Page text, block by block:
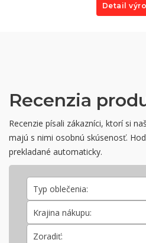
Detail
Recenzia
Recenzie písali zákazníci, ktorí si
majú s nimi osobnú skúsenosť.
prekladané automaticky.
Typ oblečenia:
Krajina nákupu:
Zoradiť: